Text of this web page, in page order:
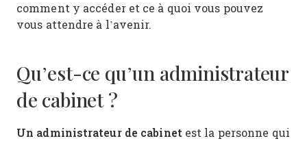
comment y accéder et ce à quoi vous pouvez
vous attendre à l’avenir.
Qu’est-ce qu’un administrateur
de cabinet ?
Un administrateur de cabinet est la personne qui